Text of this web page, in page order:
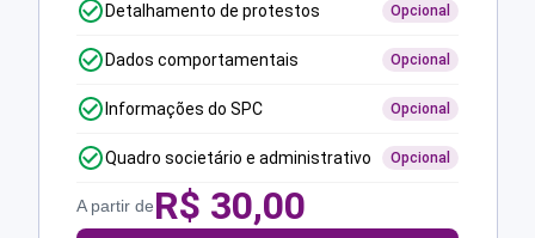
Detalhamento de protestos Opcional
Dados comportamentais Opcional
Informações do SPC Opcional
Quadro societário e administrativo Opcional
A partir deR$ 30,00